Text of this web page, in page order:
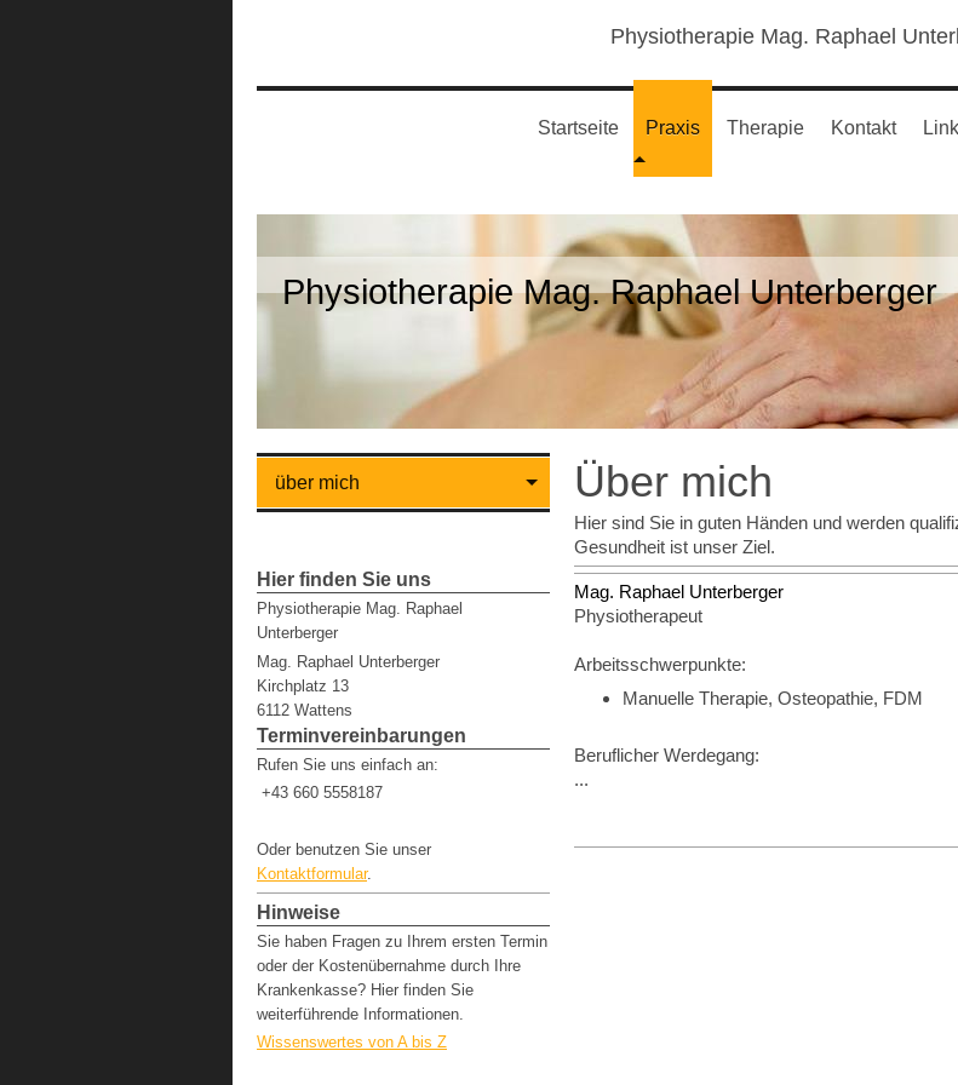
Physiotherapie Mag. Raphael
Startseite Praxis Therapie Kontakt
Physiotherapie Mag. Raphael Unterberger
Über mich
Hier sind Sie in guten Händen und werden
Gesundheit ist unser Ziel.
Mag. Raphael Unterberger
Physiotherapeut
Arbeitsschwerpunkte:
Manuelle Therapie, Osteopathie, FDM
Beruflicher Werdegang:
...
über mich
Hier finden Sie uns
Physiotherapie Mag. Raphael
Unterberger
Mag. Raphael Unterberger
Kirchplatz 13
6112 Wattens
Terminvereinbarungen
Rufen Sie uns einfach an:
+43 660 5558187
Oder benutzen Sie unser
Kontaktformular.
Hinweise
Sie haben Fragen zu Ihrem ersten Termin
oder der Kostenübernahme durch Ihre
Krankenkasse? Hier finden Sie
weiterführende Informationen.
Wissenswertes von A bis Z